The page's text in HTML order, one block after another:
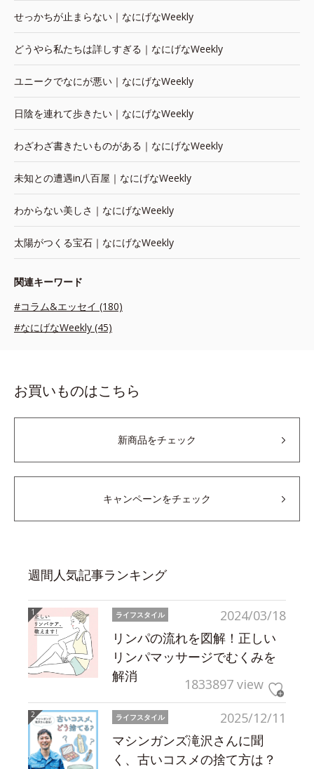
せっかちが止まらない｜なにげなWeekly
どうやら私たちは詳しすぎる｜なにげなWeekly
ユニークでなにが悪い｜なにげなWeekly
日陰を連れて歩きたい｜なにげなWeekly
わざわざ書きたいものがある｜なにげなWeekly
未知との遭遇in八百屋｜なにげなWeekly
わからない美しさ｜なにげなWeekly
太陽がつくる宝石｜なにげなWeekly
関連キーワード
#コラム&エッセイ (180)
#なにげなWeekly (45)
お買いものはこちら
新商品をチェック
キャンペーンをチェック
週間人気記事ランキング
2024/03/18
ライフスタイル
リンパの流れを図解！正しい
リンパマッサージでむくみを
解消
1833897 view
2025/12/11
ライフスタイル
マシンガンズ滝沢さんに聞
く、古いコスメの捨て方は？